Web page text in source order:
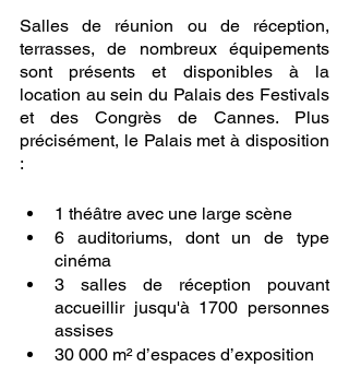
Salles de réunion ou de réception,
terrasses, de nombreux équipements
sont présents et disponibles à la
location au sein du Palais des Festivals
et des Congrès de Cannes. Plus
précisément, le Palais met à disposition
:
1 théâtre avec une large scène
6 auditoriums, dont un de type
cinéma
3 salles de réception pouvant
accueillir jusqu'à 1700 personnes
assises
30 000 m² d’espaces d’exposition